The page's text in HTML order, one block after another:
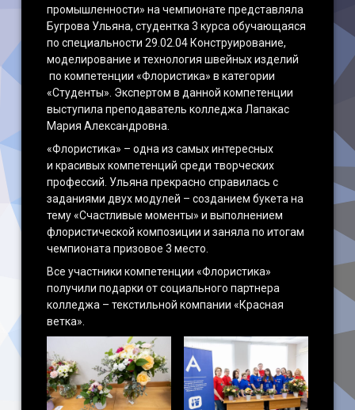
промышленности» на чемпионате представляла
Бугрова Ульяна, студентка 3 курса обучающаяся
по специальности 29.02.04 Конструирование,
моделирование и технология швейных изделий
по компетенции «Флористика» в категории
«Студенты». Экспертом в данной компетенции
выступила преподаватель колледжа Лапакас
Мария Александровна.
«Флористика» – одна из самых интересных
и красивых компетенций среди творческих
профессий. Ульяна прекрасно справилась с
заданиями двух модулей – созданием букета на
тему «Счастливые моменты» и выполнением
флористической композиции и заняла по итогам
чемпионата призовое 3 место.
Все участники компетенции «Флористика»
получили подарки от социального партнера
колледжа – текстильной компании «Красная
ветка».